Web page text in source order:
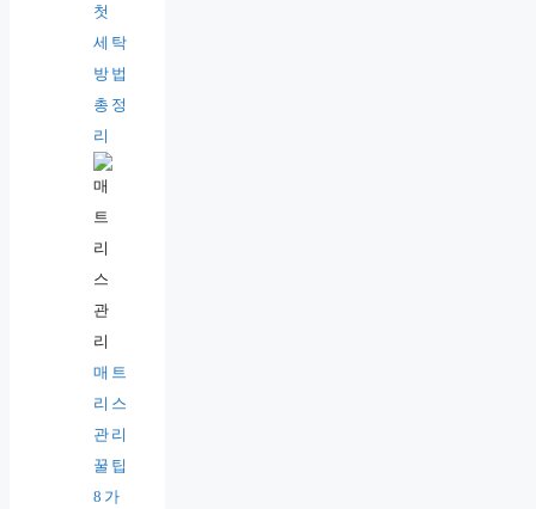
첫
세탁
방법
총정
리
매트
리스
관리
꿀팁
8가